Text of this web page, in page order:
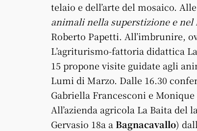
telaio e dell’arte del mosaico.
animali nella superstizione e
Roberto Papetti. All’imbrunire,
L’agriturismo-fattoria didattica
15 propone visite guidate agli
Lumi di Marzo. Dalle 16.30
Gabriella Francesconi e
All’azienda agricola La Baita del
Gervasio 18a a Bagnacavallo)